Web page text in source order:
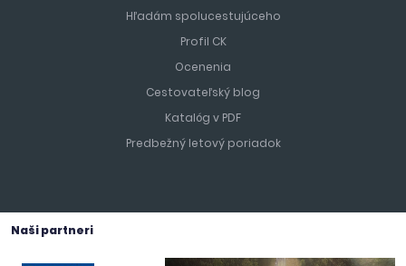
Hľadám spolucestujúceho
Profil CK
Ocenenia
Cestovateľský blog
Katalóg v PDF
Predbežný letový poriadok
Naši partneri